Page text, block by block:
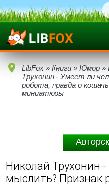
LibFox » Книги » Юмор »
Трухонин - Умеет ли
робота, правда о
миниатюры
Николай Трухонин
мыслить? Признак